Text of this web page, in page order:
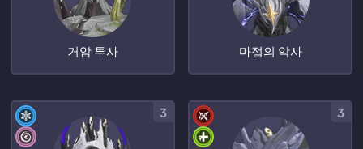
거암 투사 마접의 악사
3 3